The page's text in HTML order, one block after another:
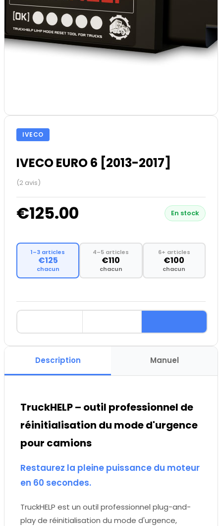
IVECO
IVECO EURO 6 [2013-2017]
(2 avis)
€125.00 En stock
1–3 articles
€125
chacun
4–5 articles
€110
chacun
6+ articles
€100
chacun
Description Manuel
TruckHELP – outil professionnel de
réinitialisation du mode d'urgence
pour camions
Restaurez la pleine puissance du moteur
en 60 secondes.
TruckHELP est un outil professionnel plug-and-
play de réinitialisation du mode d'urgence,